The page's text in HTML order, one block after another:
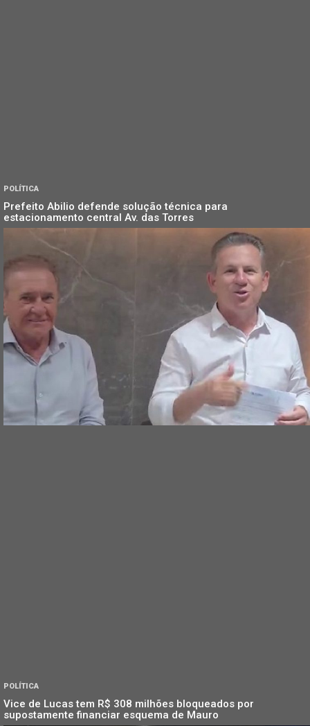
POLÍTICA
Prefeito Abilio defende solução técnica para
estacionamento central Av. das Torres
POLÍTICA
Vice de Lucas tem R$ 308 milhões bloqueados por
supostamente financiar esquema de Mauro